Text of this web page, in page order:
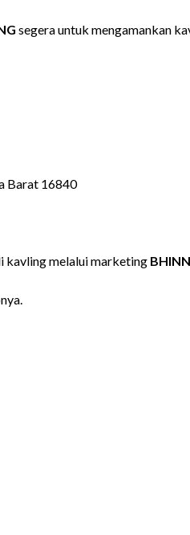
segera untuk mengamankan
Barat 16840
kavling melalui marketing